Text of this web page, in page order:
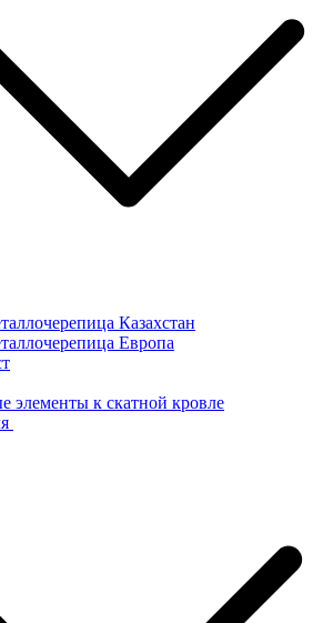
Казахстан
Европа
элементы к скатной кровле